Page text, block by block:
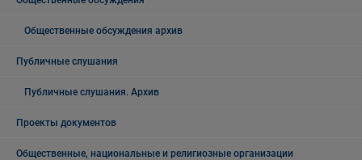
Общественные обсуждения архив
Публичные слушания
Публичные слушания. Архив
Проекты документов
Общественные, национальные и религиозные организации